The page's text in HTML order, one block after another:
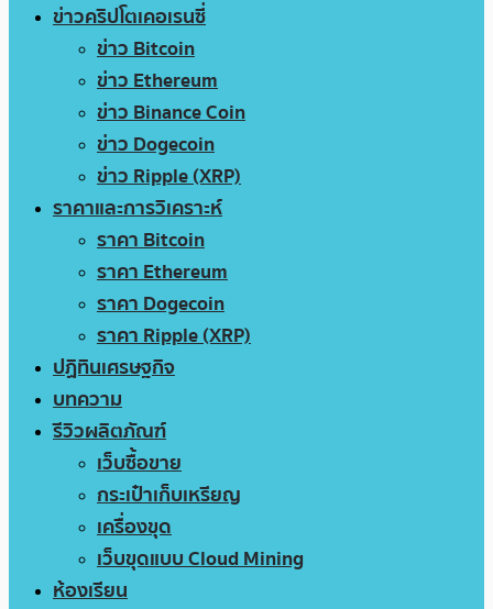
ข่าวคริปโตเคอเรนซี่
ข่าว Bitcoin
ข่าว Ethereum
ข่าว Binance Coin
ข่าว Dogecoin
ข่าว Ripple (XRP)
ราคาและการวิเคราะห์
ราคา Bitcoin
ราคา Ethereum
ราคา Dogecoin
ราคา Ripple (XRP)
ปฏิทินเศรษฐกิจ
บทความ
รีวิวผลิตภัณฑ์
เว็บซื้อขาย
กระเป๋าเก็บเหรียญ
เครื่องขุด
เว็บขุดแบบ Cloud Mining
ห้องเรียน